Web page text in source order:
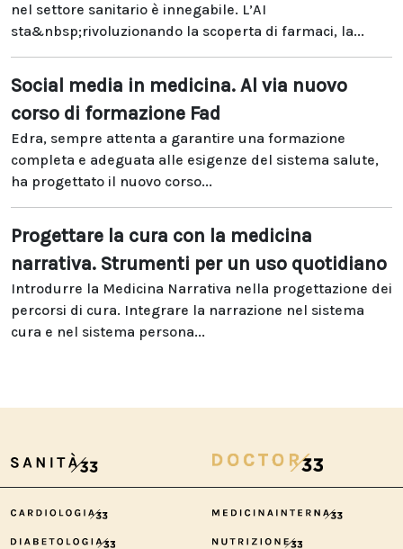
nel settore sanitario è innegabile. L’AI
sta&nbsp;rivoluzionando la scoperta di farmaci, la...
Social media in medicina. Al via nuovo
corso di formazione Fad
Edra, sempre attenta a garantire una formazione
completa e adeguata alle esigenze del sistema salute,
ha progettato il nuovo corso...
Progettare la cura con la medicina
narrativa. Strumenti per un uso quotidiano
Introdurre la Medicina Narrativa nella progettazione dei
percorsi di cura. Integrare la narrazione nel sistema
cura e nel sistema persona...